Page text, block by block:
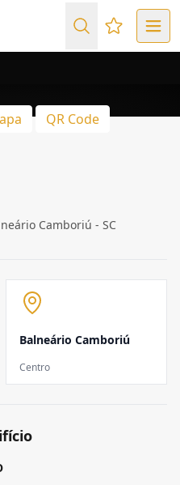
Favoritos
QR Code
Camboriú - SC
Balneário Camboriú
Centro